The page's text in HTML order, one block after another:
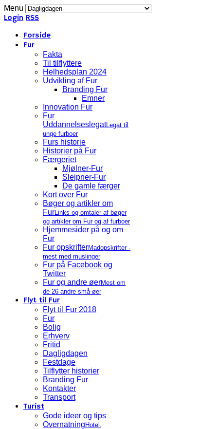
Menu
Login RSS
Forside
Fur
Fakta
Til tilflyttere
Helhedsplan 2024
Udvikling af Fur
Branding Fur
Emner
Innovation Fur
Fur
UddannelseslegatLegat til
unge furboer
Furs historie
Historier på Fur
Færgeriet
Mjølner-Fur
Sleipner-Fur
De gamle færger
Kort over Fur
Bøger og artikler om
FurLinks og omtaler af bøger
og artikler om Fur og af furboer
Hjemmesider på og om
Fur
Fur opskrifterMadopskrifter -
mest med muslinger
Fur på Facebook og
Twitter
Fur og andre øerMest om
de 26 andre små-øer
Flyt til Fur
Flyt til Fur 2018
Fur
Bolig
Erhverv
Fritid
Dagligdagen
Festdage
Tilflytter historier
Branding Fur
Kontakter
Transport
Turist
Gode ideer og tips
Overnatning Hotel,